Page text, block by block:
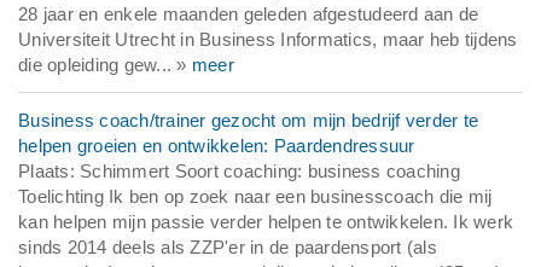
28 jaar en enkele maanden geleden afgestudeerd aan de
Universiteit Utrecht in Business Informatics, maar heb tijdens
die opleiding gew... » meer
Business coach/trainer gezocht om mijn bedrijf verder te
helpen groeien en ontwikkelen: Paardendressuur
Plaats: Schimmert Soort coaching: business coaching
Toelichting Ik ben op zoek naar een businesscoach die mij
kan helpen mijn passie verder helpen te ontwikkelen. Ik werk
sinds 2014 deels als ZZP'er in de paardensport (als